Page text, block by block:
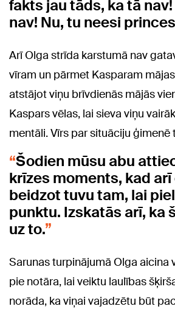
fakts jau tāds, ka tā
nav! Nu, tu neesi
Arī Olga strīda karstumā nav
vīram un pārmet Kasparam
atstājot viņu brīvdienās mājās
Kaspars vēlas, lai sieva viņu
mentāli. Vīrs par situāciju ģimenē
Šodien mūsu abu
krīzes moments, kad arī
beidzot tuvu tam, lai
punktu. Izskatās arī, ka
uz to.
Sarunas turpinājumā Olga aicina
pie notāra, lai veiktu laulības
norāda, ka viņai vajadzētu būt